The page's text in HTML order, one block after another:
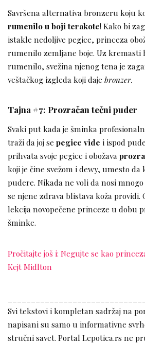
Savršena alternativa bronzeru koju
rumenilo u boji terakote! Kako bi
istakle nedoljive pegice, princeza
rumenilo zemljane boje. Uz kremasti
rumenilo, svežina njenog tena je
veštačkog izgleda koji daje bronzer.
Tajna #7: Prozračan tečni puder
Svaki put kada je šminka
traži da joj se pegice vide i ispod
prihvata svoje pegice i obožava
koji je čine svežom i dewy, umesto
pudere. Nikada ne voli da nosi
se njene zdrava blistava koža providi.
lekcija novopečene princeze u dobu
šminke.
Pročitajte još i: Negujte se kao
Kejt Midlton
Svi tekstovi i kompletan sadržaj na
napisani su samo u informativne
stručni savet. Portal Lepotica.rs ne